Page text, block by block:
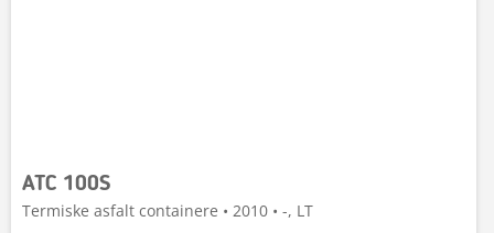
ATC 100S
Termiske asfalt containere • 2010 • -, LT